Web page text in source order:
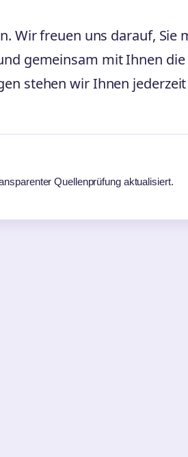
Wir freuen uns darauf, Sie
gemeinsam mit Ihnen
stehen wir Ihnen
Quellenprüfung aktualisiert.